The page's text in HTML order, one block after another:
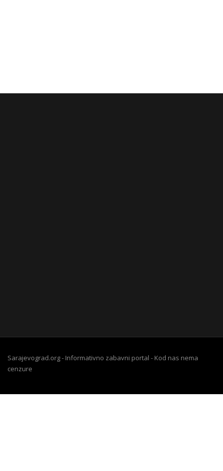
Sarajevograd.org - Informativno zabavni portal - Kod nas nema
cenzure